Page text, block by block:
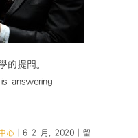
的提問。
answering
心 6 2 月, 2020
在
留